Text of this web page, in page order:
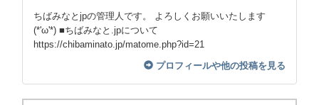
ちばみなとjpの管理人です。 よろしくお願いいたします
(*'ω'*) ■ちばみなと.jpについて
https://chibaminato.jp/matome.php?id=21
プロフィールや他の投稿を見る